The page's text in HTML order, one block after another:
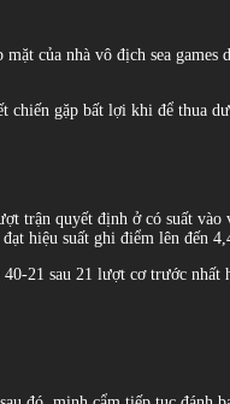
của nhà vô địch sea
gặp bất lợi khi để thua
quyết định ở có suất
hiệu suất ghi điểm lên đến
21 sau 21 lượt cơ trước